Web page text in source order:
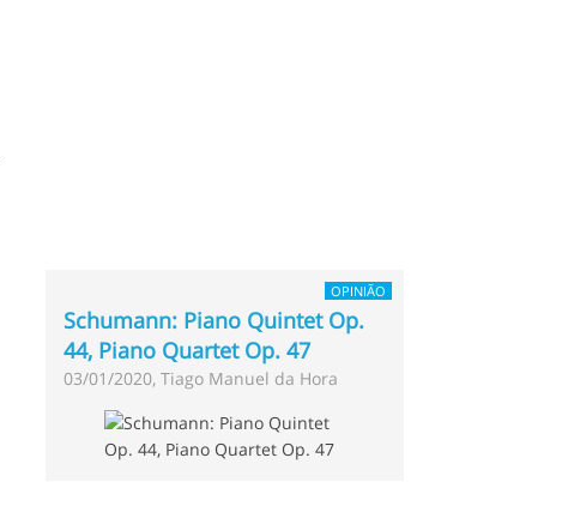
OPINIÃO
Schumann: Piano Quintet Op.
44, Piano Quartet Op. 47
03/01/2020, Tiago Manuel da Hora